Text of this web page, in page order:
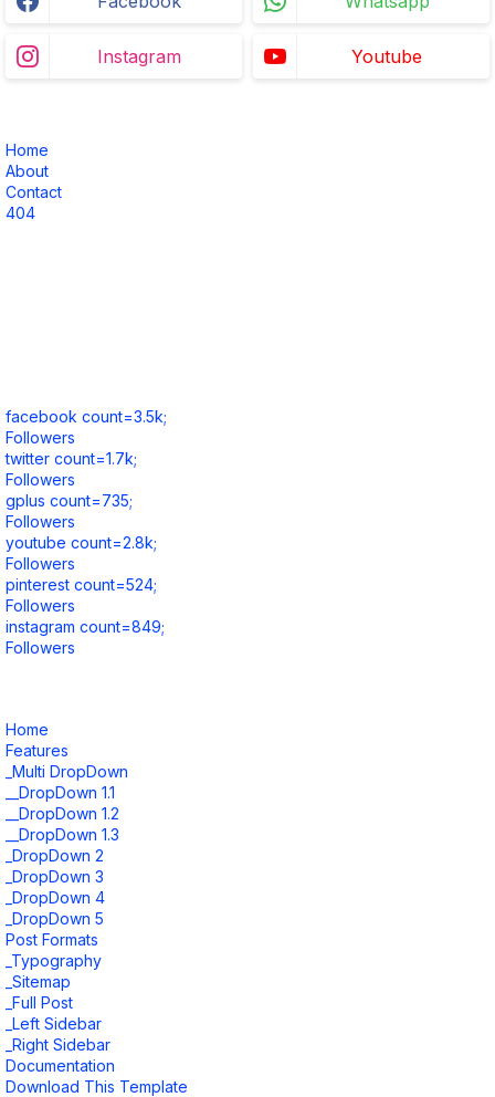
Instagram Youtube
Home
About
Contact
404
facebook count=3.5k;
Followers
twitter count=1.7k;
Followers
gplus count=735;
Followers
youtube count=2.8k;
Followers
pinterest count=524;
Followers
instagram count=849;
Followers
Home
Features
_Multi DropDown
__DropDown 1.1
__DropDown 1.2
__DropDown 1.3
_DropDown 2
_DropDown 3
_DropDown 4
_DropDown 5
Post Formats
_Typography
_Sitemap
_Full Post
_Left Sidebar
_Right Sidebar
Documentation
Download This Template